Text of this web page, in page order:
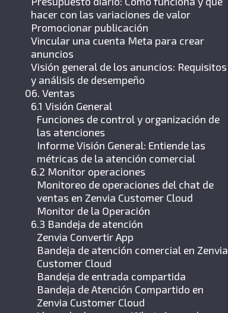
hacer con las variaciones de valor
Promocionar publicación
Vincular una cuenta Meta para crear
anuncios
Visión general de los anuncios: Requisitos
y análisis de desempeño
06. Ventas
6.1 Visión General
Funciones de control y organización de
las atenciones
Informe Visión General: Entiende las
métricas de la atención comercial
6.2 Monitor operaciones
Monitoreo de operaciones del chat de
ventas en Zenvia Customer Cloud
Monitor de la Operación
6.3 Bandeja de atención
Zenvia Convertir App
Bandeja de atención comercial en Zenvia
Customer Cloud
Bandeja de entrada compartida
Bandeja de Atención Compartido en
Zenvia Customer Cloud